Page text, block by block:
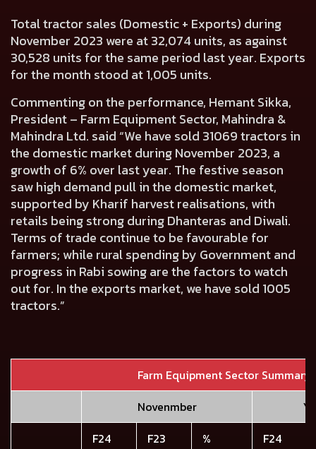
Total tractor sales (Domestic + Exports) during
November 2023 were at 32,074 units, as against
30,528 units for the same period last year. Exports
for the month stood at 1,005 units.
Commenting on the performance, Hemant Sikka,
President – Farm Equipment Sector, Mahindra &
Mahindra Ltd. said “We have sold 31069 tractors in
the domestic market during November 2023, a
growth of 6% over last year. The festive season
saw high demand pull in the domestic market,
supported by Kharif harvest realisations, with
retails being strong during Dhanteras and Diwali.
Terms of trade continue to be favourable for
farmers; while rural spending by Government and
progress in Rabi sowing are the factors to watch
out for. In the exports market, we have sold 1005
tractors.”
Farm Equipment Sector Summary
Novenmber
F24
F23
%
F24